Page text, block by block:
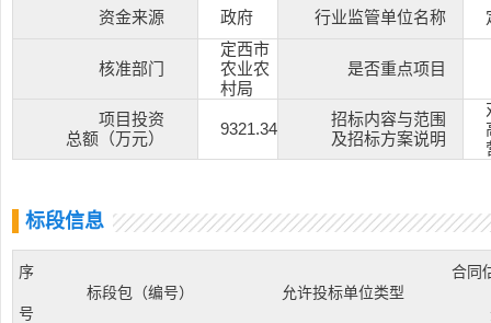
资金来源 政府 行业监管单位名称
核准部门
定西市
农业农
村局
是否重点项目
项目投资
总额（万元）
9321.34
招标内容与范围
及招标方案说明
标段信息
序
号
标段包（编号） 允许投标单位类型
合同